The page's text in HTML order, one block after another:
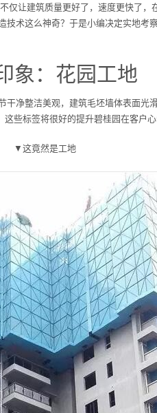
仅让建筑质量更好了，速度更快了
术这么神奇？于是小编决定实地考
象：花园工地
净整洁美观，建筑毛坯墙体表面光
些标签将很好的提升碧桂园在客户心
▼这竟然是工地